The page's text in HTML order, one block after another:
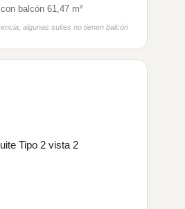
balcón 61,47 m²
algunas suites no tienen balcón